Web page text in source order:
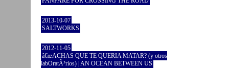
2013-10-07
SALTWORKS
2012-11-05
â€œACHAS QUE TE QUERIA MATAR? (y otros
labOratÃ³rios) | AN OCEAN BETWEEN US